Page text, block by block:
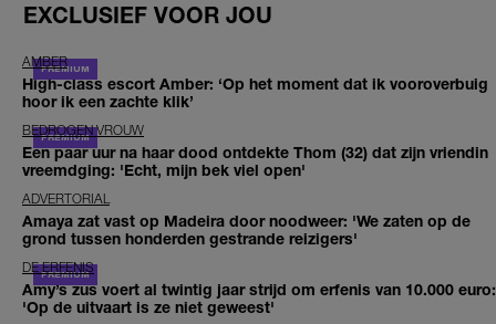
EXCLUSIEF VOOR JOU
AMBER
High-class escort Amber: ‘Op het moment dat ik vooroverbuig
hoor ik een zachte klik’
BEDROGEN VROUW
Een paar uur na haar dood ontdekte Thom (32) dat zijn vriendin
vreemdging: 'Echt, mijn bek viel open'
ADVERTORIAL
Amaya zat vast op Madeira door noodweer: 'We zaten op de
grond tussen honderden gestrande reizigers'
DE ERFENIS
Amy’s zus voert al twintig jaar strijd om erfenis van 10.000 euro:
'Op de uitvaart is ze niet geweest'